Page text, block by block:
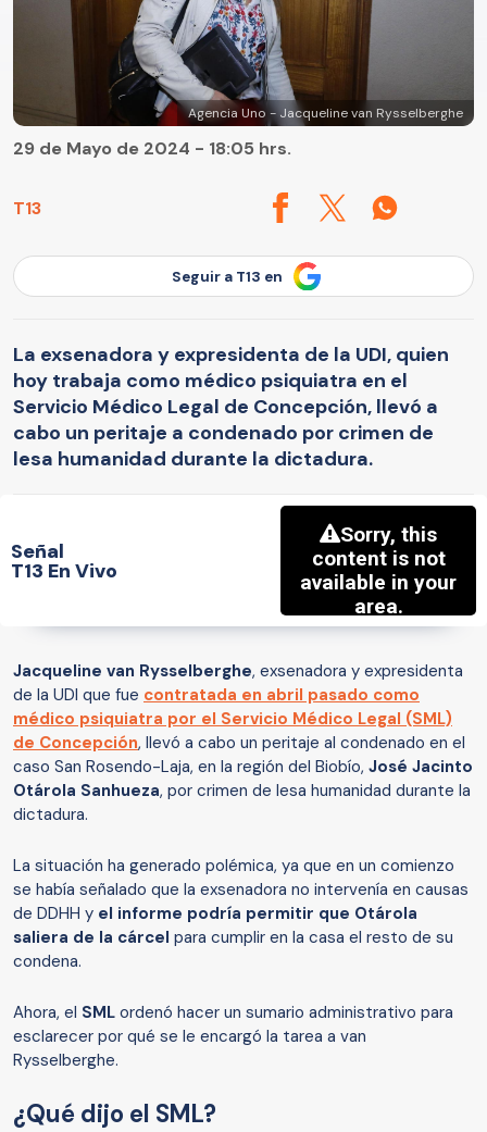
Agencia Uno - Jacqueline van Rysselberghe
T13
29 de Mayo de 2024 - 18:05 hrs.
Seguir a T13 en
La exsenadora y expresidenta de la UDI, quien
hoy trabaja como médico psiquiatra en el
Servicio Médico Legal de Concepción, llevó a
cabo un peritaje a condenado por crimen de
lesa humanidad durante la dictadura.
Señal
T13 En Vivo
Jacqueline van Rysselberghe, exsenadora y expresidenta
de la UDI que fue contratada en abril pasado como
médico psiquiatra por el Servicio Médico Legal (SML)
de Concepción, llevó a cabo un peritaje al condenado en el
caso San Rosendo-Laja, en la región del Biobío, José Jacinto
Otárola Sanhueza, por crimen de lesa humanidad durante la
dictadura.
La situación ha generado polémica, ya que en un comienzo
se había señalado que la exsenadora no intervenía en causas
de DDHH y el informe podría permitir que Otárola
saliera de la cárcel para cumplir en la casa el resto de su
condena.
Ahora, el SML ordenó hacer un sumario administrativo para
esclarecer por qué se le encargó la tarea a van
Rysselberghe.
¿Qué dijo el SML?